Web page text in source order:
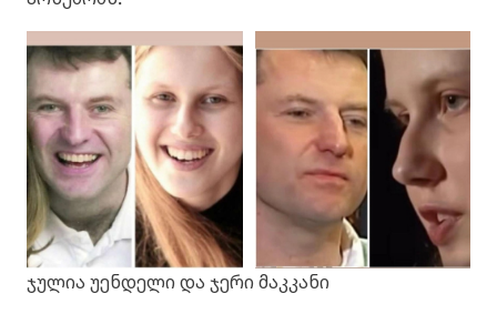
ჯულია უენდელი და ჯერი მაკკანი